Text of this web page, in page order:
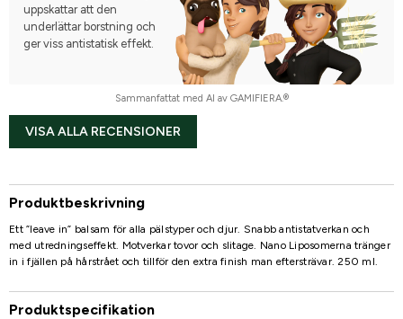
uppskattar att den
underlättar borstning och
ger viss antistatisk effekt.
Sammanfattat med AI av GAMIFIERA.®
VISA ALLA RECENSIONER
Produktbeskrivning
Ett ”leave in” balsam för alla pälstyper och djur. Snabb antistatverkan och
med utredningseffekt. Motverkar tovor och slitage. Nano Liposomerna tränger
in i fjällen på hårstrået och tillför den extra finish man eftersträvar. 250 ml.
Produktspecifikation